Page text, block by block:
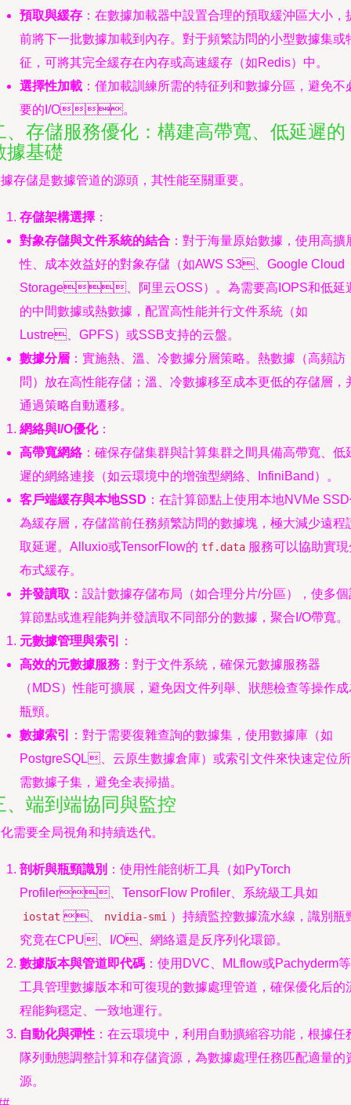
預取與緩存 ：在數據加載器中設置合理的預取緩沖區大小，
前將下一批數據加載到內存。對于頻繁訪問的小型數據集或
征，可將其完全緩存在內存或高速緩存（如Redis）中。
選擇性加載 ：僅加載訓練所需的特征列和數據分區，避免不
要的I/O。
、存儲服務優化：構建高帶寬、低延遲的
據基礎
存儲是數據管道的源頭，其性能至關重要。
存儲架構選擇 ：
對象存儲與文件系統的結合 ：對于海量原始數據，使用高擴
性、成本效益好的對象存儲（如AWS S3、Google Cloud
Storage、阿里云OSS）。為需要高IOPS和低延
的中間數據或熱數據，配置高性能并行文件系統（如
Lustre、GPFS）或SSB支持的云盤。
數據分層 ：實施熱、溫、冷數據分層策略。熱數據（高頻訪
問）放在高性能存儲；溫、冷數據移至成本更低的存儲層，
通過策略自動遷移。
網絡與I/O優化：
高帶寬網絡：確保存儲集群與計算集群之間具備高帶寬、低
遲的網絡連接（如云環境中的增強型網絡、InfiniBand）。
客戶端緩存與本地SSD ：在計算節點上使用本地NVMe
為緩存層，存儲當前任務頻繁訪問的數據塊，極大減少遠程
取延遲。Alluxio或TensorFlow的 tf.data 服務可以協助實
布式緩存。
并發讀取 ：設計數據存儲布局（如合理分片/分區），使多
算節點或進程能夠并發讀取不同部分的數據，聚合I/O帶寬。
元數據管理與索引
：
高效的元數據服務 ：對于文件系統，確保元數據服務器
（MDS）性能可擴展，避免因文件列舉、狀態檢查等操作
瓶頸。
數據索引
：對于需要復雜查詢的數據集，使用數據庫（如
PostgreSQL、云原生數據倉庫）或索引文件來快速定位所
需數據子集，避免全表掃描。
、端到端協同與監控
需要全局視角和持續迭代。
剖析與瓶頸識別 ：使用性能剖析工具（如PyTorch
Profiler、TensorFlow Profiler、系統級工具如
iostat 、 nvidia-smi ）持續監控數據流水線，識別瓶
究竟在CPU、I/O、網絡還是反序列化環節。
數據版本與管道即代碼 ：使用DVC、MLflow或Pachyderm等
工具管理數據版本和可復現的數據處理管道，確保優化后的
程能夠穩定、一致地運行。
自動化與彈性 ：在云環境中，利用自動擴縮容功能，根據任
隊列動態調整計算和存儲資源，為數據處理任務匹配適量的
源。